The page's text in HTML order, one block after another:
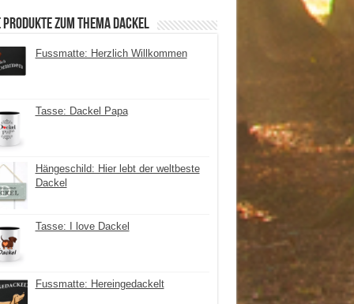
zum Thema Dackel
Fussmatte: Herzlich Willkommen
Tasse: Dackel Papa
Hängeschild: Hier lebt der weltbeste
Dackel
Tasse: I love Dackel
Fussmatte: Hereingedackelt